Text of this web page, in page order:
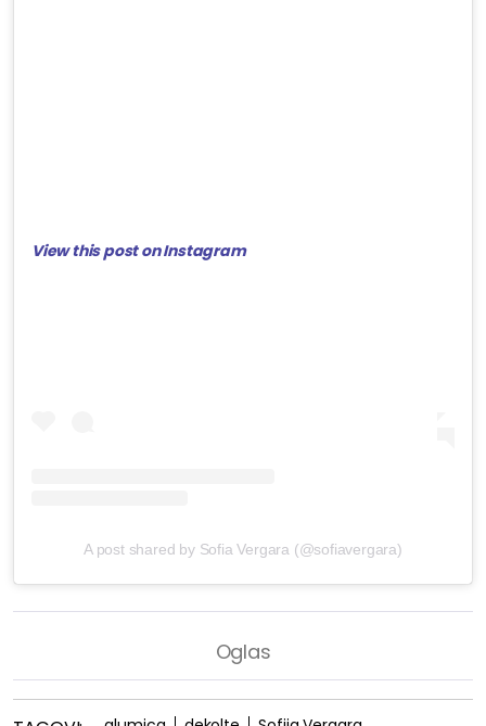
View this post on Instagram
A post shared by Sofia Vergara (@sofiavergara)